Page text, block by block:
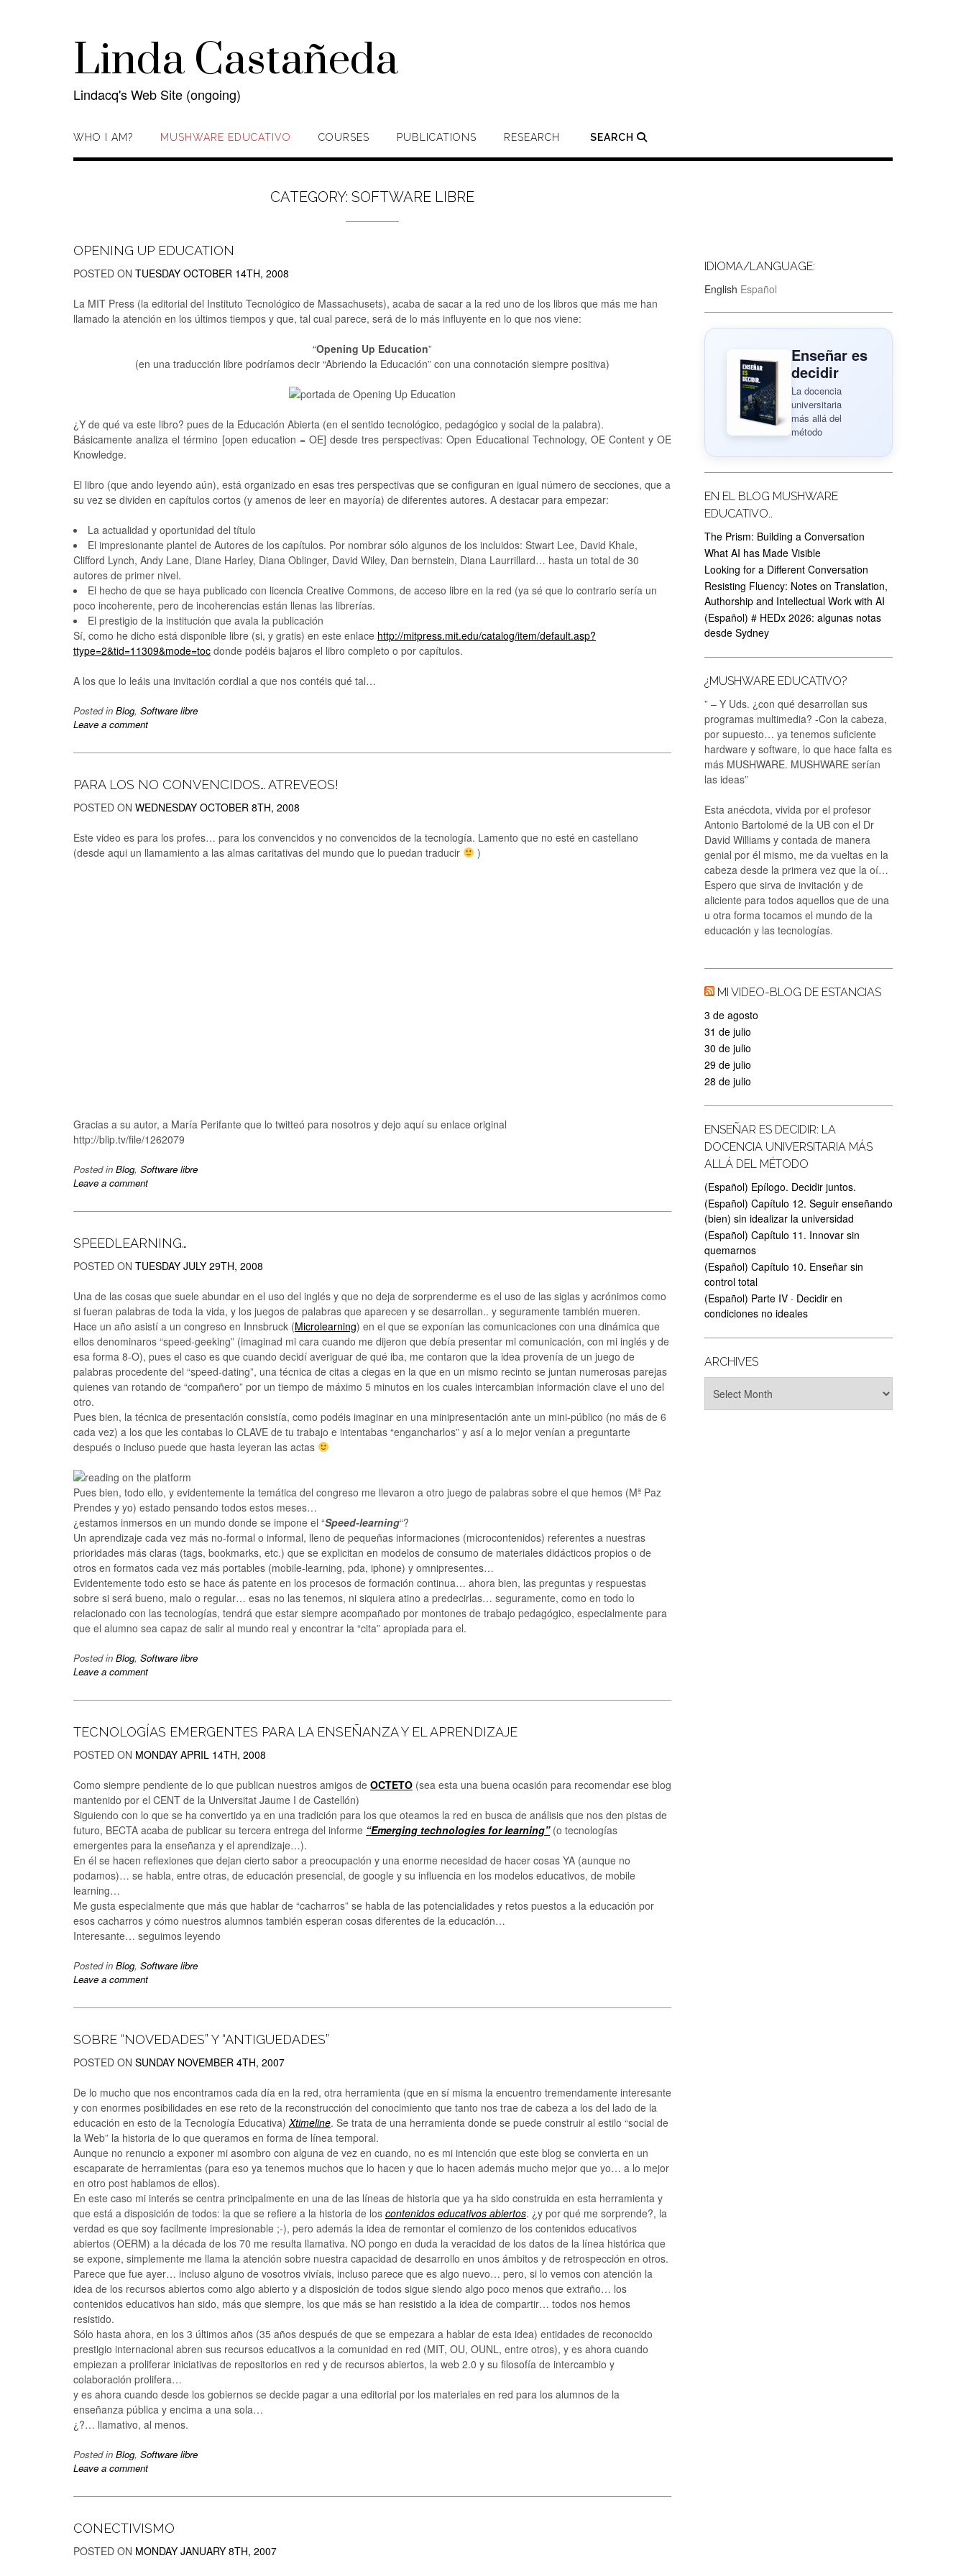
Linda Castañeda
Lindacq's Web Site (ongoing)
WHO I AM? MUSHWARE EDUCATIVO COURSES PUBLICATIONS RESEARCH SEARCH
CATEGORY:SOFTWARE LIBRE
OPENING UP EDUCATION
POSTED ON TUESDAY OCTOBER 14TH, 2008
La MIT Press (la editorial del Instituto Tecnológico de Massachusets), acaba de sacar a la red uno de los libros que más me han
llamado la atención en los últimos tiempos y que, tal cual parece, será de lo más influyente en lo que nos viene:
“Opening Up Education”
(en una traducción libre podríamos decir “Abriendo la Educación” con una connotación siempre positiva)
¿Y de qué va este libro? pues de la Educación Abierta (en el sentido tecnológico, pedagógico y social de la palabra).
Básicamente analiza el término [open education = OE] desde tres perspectivas: Open Educational Technology, OE Content y OE
Knowledge.
El libro (que ando leyendo aún), está organizado en esas tres perspectivas que se configuran en igual número de secciones, que a
su vez se dividen en capítulos cortos (y amenos de leer en mayoría) de diferentes autores. A destacar para empezar:
La actualidad y oportunidad del título
El impresionante plantel de Autores de los capítulos. Por nombrar sólo algunos de los incluidos: Stwart Lee, David Khale,
Clifford Lynch, Andy Lane, Diane Harley, Diana Oblinger, David Wiley, Dan bernstein, Diana Laurrillard… hasta un total de 30
autores de primer nivel.
El hecho de que se haya publicado con licencia Creative Commons, de acceso libre en la red (ya sé que lo contrario sería un
poco incoherente, pero de incoherencias están llenas las librerías.
El prestigio de la institución que avala la publicación
Sí, como he dicho está disponible libre (si, y gratis) en este enlace http://mitpress.mit.edu/catalog/item/default.asp?
ttype=2&tid=11309&mode=toc donde podéis bajaros el libro completo o por capítulos.
A los que lo leáis una invitación cordial a que nos contéis qué tal…
Posted in Blog, Software libre
Leave a comment
PARA LOS NO CONVENCIDOS… ATREVEOS!
POSTED ON WEDNESDAY OCTOBER 8TH, 2008
Este video es para los profes… para los convencidos y no convencidos de la tecnología. Lamento que no esté en castellano
(desde aqui un llamamiento a las almas caritativas del mundo que lo puedan traducir
)
Gracias a su autor, a María Perifante que lo twitteó para nosotros y dejo aquí su enlace original
http://blip.tv/file/1262079
Posted in Blog, Software libre
Leave a comment
SPEEDLEARNING…
POSTED ON TUESDAY JULY 29TH, 2008
Una de las cosas que suele abundar en el uso del inglés y que no deja de sorprenderme es el uso de las siglas y acrónimos como
si fueran palabras de toda la vida, y los juegos de palabras que aparecen y se desarrollan.. y seguramente también mueren.
Hace un año asistí a un congreso en Innsbruck (Microlearning) en el que se exponían las comunicaciones con una dinámica que
ellos denominaros “speed-geeking” (imaginad mi cara cuando me dijeron que debía presentar mi comunicación, con mi inglés y de
esa forma 8-O), pues el caso es que cuando decidí averiguar de qué iba, me contaron que la idea provenía de un juego de
palabras procedente del “speed-dating”, una técnica de citas a ciegas en la que en un mismo recinto se juntan numerosas parejas
quienes van rotando de “compañero” por un tiempo de máximo 5 minutos en los cuales intercambian información clave el uno del
otro.
Pues bien, la técnica de presentación consistía, como podéis imaginar en una minipresentación ante un mini-público (no más de 6
cada vez) a los que les contabas lo CLAVE de tu trabajo e intentabas “engancharlos” y así a lo mejor venían a preguntarte
después o incluso puede que hasta leyeran las actas
Pues bien, todo ello, y evidentemente la temática del congreso me llevaron a otro juego de palabras sobre el que hemos (Mª Paz
Prendes y yo) estado pensando todos estos meses…
¿estamos inmersos en un mundo donde se impone el “Speed-learning“?
Un aprendizaje cada vez más no-formal o informal, lleno de pequeñas informaciones (microcontenidos) referentes a nuestras
prioridades más claras (tags, bookmarks, etc.) que se explicitan en modelos de consumo de materiales didácticos propios o de
otros en formatos cada vez más portables (mobile-learning, pda, iphone) y omnipresentes…
Evidentemente todo esto se hace ás patente en los procesos de formación continua… ahora bien, las preguntas y respuestas
sobre si será bueno, malo o regular… esas no las tenemos, ni siquiera atino a predecirlas… seguramente, como en todo lo
relacionado con las tecnologías, tendrá que estar siempre acompañado por montones de trabajo pedagógico, especialmente para
que el alumno sea capaz de salir al mundo real y encontrar la “cita” apropiada para el.
Posted in Blog, Software libre
Leave a comment
TECNOLOGÍAS EMERGENTES PARA LA ENSEÑANZA Y EL APRENDIZAJE
POSTED ON MONDAY APRIL 14TH, 2008
Como siempre pendiente de lo que publican nuestros amigos de OCTETO (sea esta una buena ocasión para recomendar ese blog
mantenido por el CENT de la Universitat Jaume I de Castellón)
Siguiendo con lo que se ha convertido ya en una tradición para los que oteamos la red en busca de análisis que nos den pistas de
futuro, BECTA acaba de publicar su tercera entrega del informe “Emerging technologies for learning”(o tecnologías
emergentes para la enseñanza y el aprendizaje…).
En él se hacen reflexiones que dejan cierto sabor a preocupación y una enorme necesidad de hacer cosas YA (aunque no
podamos)… se habla, entre otras, de educación presencial, de google y su influencia en los modelos educativos, de mobile
learning…
Me gusta especialmente que más que hablar de “cacharros” se habla de las potencialidades y retos puestos a la educación por
esos cacharros y cómo nuestros alumnos también esperan cosas diferentes de la educación…
Interesante… seguimos leyendo
Posted in Blog, Software libre
Leave a comment
SOBRE “NOVEDADES” Y “ANTIGUEDADES”
POSTED ON SUNDAY NOVEMBER 4TH, 2007
De lo mucho que nos encontramos cada día en la red, otra herramienta (que en sí misma la encuentro tremendamente interesante
y con enormes posibilidades en ese reto de la reconstrucción del conocimiento que tanto nos trae de cabeza a los del lado de la
educación en esto de la Tecnología Educativa)Xtimeline. Se trata de una herramienta donde se puede construir al estilo “social de
la Web” la historia de lo que queramos en forma de línea temporal.
Aunque no renuncio a exponer mi asombro con alguna de vez en cuando, no es mi intención que este blog se convierta en un
escaparate de herramientas (para eso ya tenemos muchos que lo hacen y que lo hacen además mucho mejor que yo… a lo mejor
en otro post hablamos de ellos).
En este caso mi interés se centra principalmente en una de las líneas de historia que ya ha sido construida en esta herramienta y
que está a disposición de todos: la que se refiere a la historia de los contenidos educativos abiertos. ¿y por qué me sorprende?, la
verdad es que soy facilmente impresionable ;-), pero además la idea de remontar el comienzo de los contenidos educativos
abiertos (OERM) a la década de los 70 me resulta llamativa. NO pongo en duda la veracidad de los datos de la línea histórica que
se expone, simplemente me llama la atención sobre nuestra capacidad de desarrollo en unos ámbitos y de retrospección en otros.
Parece que fue ayer… incluso alguno de vosotros vivíais, incluso parece que es algo nuevo… pero, si lo vemos con atención la
idea de los recursos abiertos como algo abierto y a disposición de todos sigue siendo algo poco menos que extraño… los
contenidos educativos han sido, más que siempre, los que más se han resistido a la idea de compartir… todos nos hemos
resistido.
Sólo hasta ahora, en los 3 últimos años (35 años después de que se empezara a hablar de esta idea) entidades de reconocido
prestigio internacional abren sus recursos educativos a la comunidad en red (MIT, OU, OUNL, entre otros), y es ahora cuando
empiezan a proliferar iniciativas de repositorios en red y de recursos abiertos, la web 2.0 y su filosofía de intercambio y
colaboración prolifera…
y es ahora cuando desde los gobiernos se decide pagar a una editorial por los materiales en red para los alumnos de la
enseñanza pública y encima a una sola…
¿?… llamativo, al menos.
Posted in Blog, Software libre
Leave a comment
CONECTIVISMO
POSTED ON MONDAY JANUARY 8TH, 2007
IDIOMA/LANGUAGE:
English Español
Enseñar es
decidir
La docencia
universitaria
más allá del
método
EN EL BLOG MUSHWARE
EDUCATIVO..
The Prism: Building a Conversation
What AI has Made Visible
Looking for a Different Conversation
Resisting Fluency: Notes on Translation,
Authorship and Intellectual Work with AI
(Español) # HEDx 2026: algunas notas
desde Sydney
¿MUSHWARE EDUCATIVO?
” – Y Uds. ¿con qué desarrollan sus
programas multimedia? -Con la cabeza,
por supuesto… ya tenemos suficiente
hardware y software, lo que hace falta es
más MUSHWARE. MUSHWARE serían
las ideas”
Esta anécdota, vivida por el profesor
Antonio Bartolomé de la UB con el Dr
David Williams y contada de manera
genial por él mismo, me da vueltas en la
cabeza desde la primera vez que la oí…
Espero que sirva de invitación y de
aliciente para todos aquellos que de una
u otra forma tocamos el mundo de la
educación y las tecnologías.
MI VIDEO-BLOG DE ESTANCIAS
3 de agosto
31 de julio
30 de julio
29 de julio
28 de julio
ENSEÑAR ES DECIDIR: LA
DOCENCIA UNIVERSITARIA MÁS
ALLÁ DEL MÉTODO
(Español) Epílogo. Decidir juntos.
(Español) Capítulo 12. Seguir enseñando
(bien) sin idealizar la universidad
(Español) Capítulo 11. Innovar sin
quemarnos
(Español) Capítulo 10. Enseñar sin
control total
(Español) Parte IV · Decidir en
condiciones no ideales
ARCHIVES